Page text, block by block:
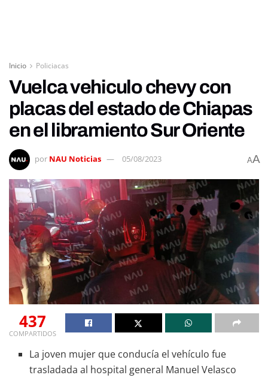
Inicio Policiacas
Vuelca vehiculo chevy con
placas del estado de Chiapas
en el libramiento Sur Oriente
por NAU Noticias 05/08/2023 AA
437
COMPARTIDOS
La joven mujer que conducía el vehículo fue
trasladada al hospital general Manuel Velasco